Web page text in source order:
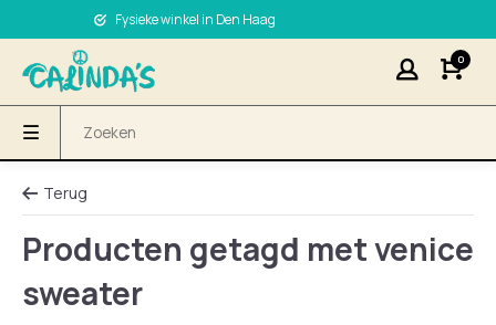
Fysieke winkel in Den Haag
0
Terug
Producten getagd met venice
sweater